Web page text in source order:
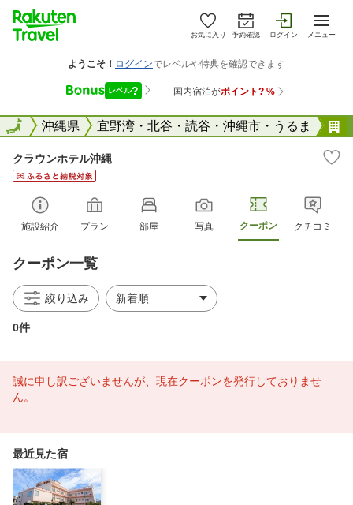
お気に入り 予約確認 ログイン メニュー
全国沖縄県 宜野湾・北谷・読谷・沖縄市・うるま
全国
クラウンホテル沖縄
施設紹介 プラン 部屋 写真 クーポン クチコミ
クーポン一覧
絞り込み
0件
誠に申し訳ございませんが、現在クーポンを発行しておりませ
ん。
最近見た宿